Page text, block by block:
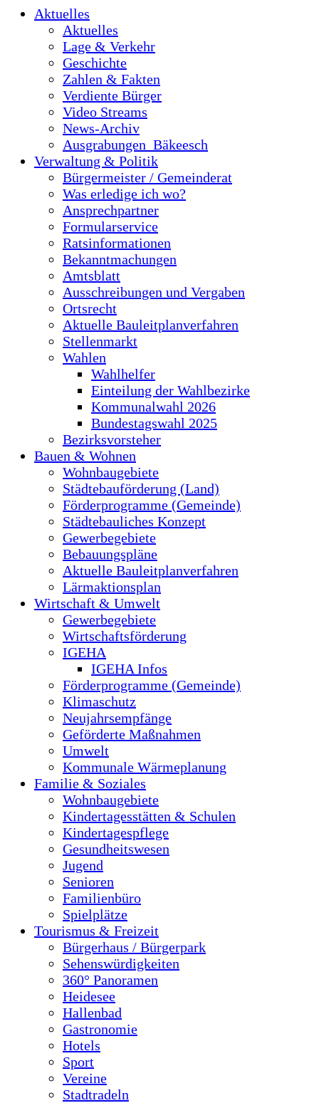
Aktuelles
Aktuelles
Lage & Verkehr
Geschichte
Zahlen & Fakten
Verdiente Bürger
Video Streams
News-Archiv
Ausgrabungen_Bäkeesch
Verwaltung & Politik
Bürgermeister / Gemeinderat
Was erledige ich wo?
Ansprechpartner
Formularservice
Ratsinformationen
Bekanntmachungen
Amtsblatt
Ausschreibungen und Vergaben
Ortsrecht
Aktuelle Bauleitplanverfahren
Stellenmarkt
Wahlen
Wahlhelfer
Einteilung der Wahlbezirke
Kommunalwahl 2026
Bundestagswahl 2025
Bezirksvorsteher
Bauen & Wohnen
Wohnbaugebiete
Städtebauförderung (Land)
Förderprogramme (Gemeinde)
Städtebauliches Konzept
Gewerbegebiete
Bebauungspläne
Aktuelle Bauleitplanverfahren
Lärmaktionsplan
Wirtschaft & Umwelt
Gewerbegebiete
Wirtschaftsförderung
IGEHA
IGEHA Infos
Förderprogramme (Gemeinde)
Klimaschutz
Neujahrsempfänge
Geförderte Maßnahmen
Umwelt
Kommunale Wärmeplanung
Familie & Soziales
Wohnbaugebiete
Kindertagesstätten & Schulen
Kindertagespflege
Gesundheitswesen
Jugend
Senioren
Familienbüro
Spielplätze
Tourismus & Freizeit
Bürgerhaus / Bürgerpark
Sehenswürdigkeiten
360° Panoramen
Heidesee
Hallenbad
Gastronomie
Hotels
Sport
Vereine
Stadtradeln